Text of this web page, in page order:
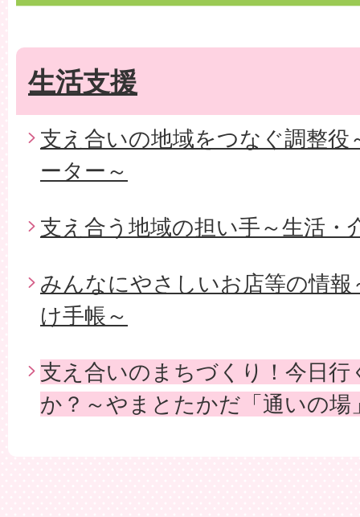
生活支援
支え合いの地域をつなぐ調整役
ーター～
支え合う地域の担い手～生活・
みんなにやさしいお店等の情
け手帳～
支え合いのまちづくり！今日
か？～やまとたかだ「通いの